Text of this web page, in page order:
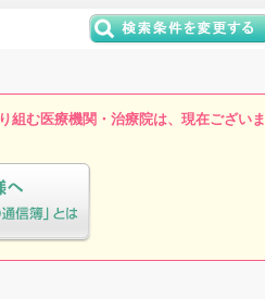
組む医療機関・治療院は、現在ございま